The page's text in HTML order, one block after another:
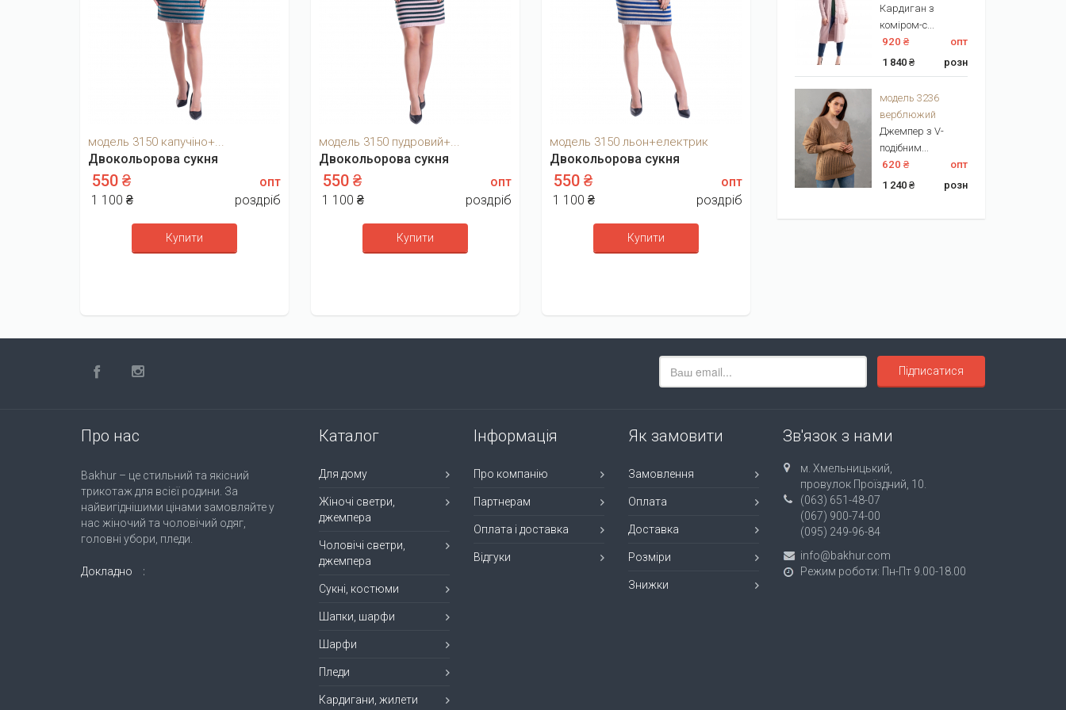
модель 3150 капучіно+...
Двокольорова сукня
550 ₴
опт
1 100 ₴
роздріб
Купити
модель 3150 пудровий+...
Двокольорова сукня
550 ₴
опт
1 100 ₴
роздріб
Купити
модель 3150 льон+електрик
Двокольорова сукня
550 ₴
опт
1 100 ₴
роздріб
Купити
Кардиган з
коміром-с...
920 ₴
опт
1 840 ₴
розн
модель 3236
верблюжий
Джемпер з V-
подібним...
620 ₴
опт
1 240 ₴
розн
Підписатися
Про нас
Bakhur – це стильний та якісний
трикотаж для всієї родини. За
найвигіднішими цінами замовляйте у
нас жіночий та чоловічий одяг,
головні убори, пледи.
Докладно
Каталог
Для дому
Жіночі светри,
джемпера
Чоловічі светри,
джемпера
Сукні, костюми
Шапки, шарфи
Шарфи
Пледи
Кардигани, жилети
Інформація
Про компанію
Партнерам
Оплата і доставка
Відгуки
Як замовити
Замовлення
Оплата
Доставка
Розміри
Знижки
Зв'язок з нами
м. Хмельницький,
провулок Проїздний, 10.
(063) 651-48-07
(067) 900-74-00
(095) 249-96-84
info@bakhur.com
Режим роботи: Пн-Пт 9.00-18.00